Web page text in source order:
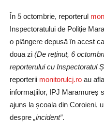
În 5 octombrie, reporterul
Inspectoratului de Poliție
o plângere depusă în acest
doua zi (De reținut, 6
reporterului cu Inspectoratul
reporterii monitorulcj.ro au
informațiilor, IPJ Maramureș
ajuns la școala din Coroieni,
despre „incident”.